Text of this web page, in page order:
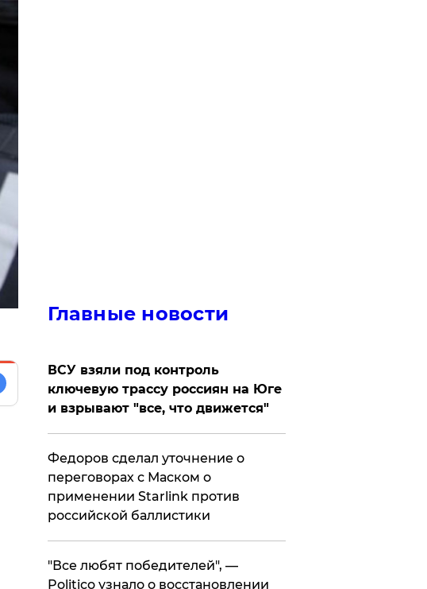
Главные новости
ВСУ взяли под контроль
ключевую трассу россиян на Юге
и взрывают "все, что движется"
Федоров сделал уточнение о
переговорах с Маском о
применении Starlink против
российской баллистики
​"Все любят победителей", —
Politico узнало о восстановлении